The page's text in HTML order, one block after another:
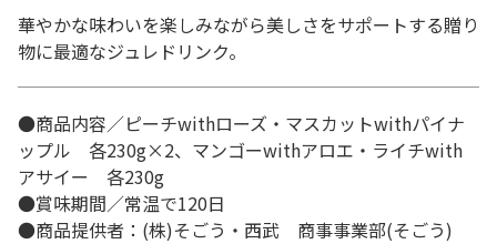
華やかな味わいを楽しみながら美しさをサポートする贈り
物に最適なジュレドリンク。
●商品内容／ピーチwithローズ・マスカットwithパイナ
ップル 各230g×2、マンゴーwithアロエ・ライチwith
アサイー 各230g
●賞味期間／常温で120日
●商品提供者：(株)そごう・西武 商事事業部(そごう)